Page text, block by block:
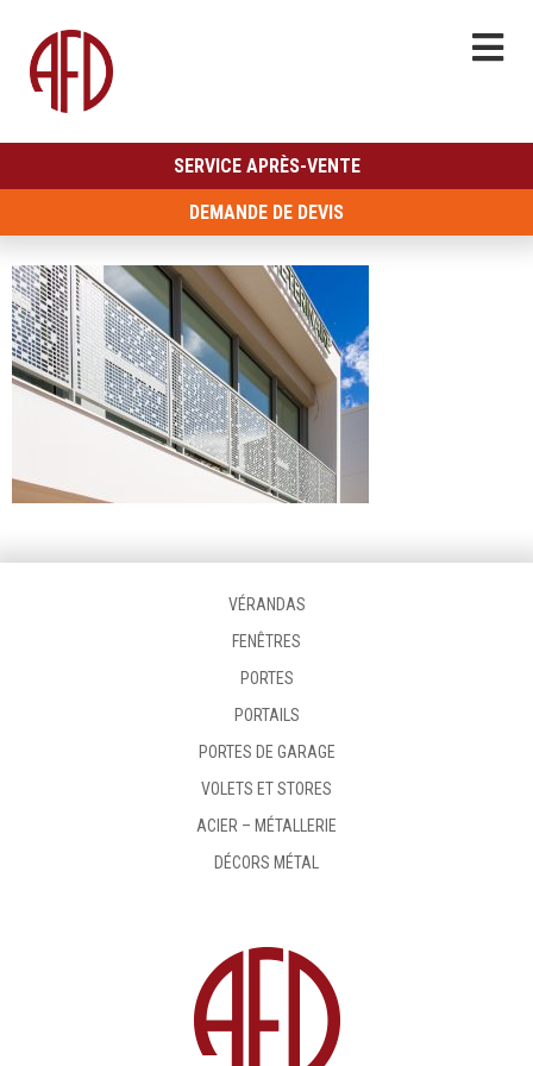
SERVICE APRÈS-VENTE
DEMANDE DE DEVIS
VÉRANDAS
FENÊTRES
PORTES
PORTAILS
PORTES DE GARAGE
VOLETS ET STORES
ACIER – MÉTALLERIE
DÉCORS MÉTAL